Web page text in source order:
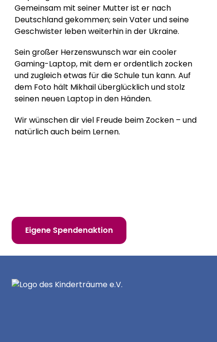
Gemeinsam mit seiner Mutter ist er nach
Deutschland gekommen; sein Vater und seine
Geschwister leben weiterhin in der Ukraine.
Sein großer Herzenswunsch war ein cooler
Gaming-Laptop, mit dem er ordentlich zocken
und zugleich etwas für die Schule tun kann. Auf
dem Foto hält Mikhail überglücklich und stolz
seinen neuen Laptop in den Händen.
Wir wünschen dir viel Freude beim Zocken – und
natürlich auch beim Lernen.
Eigene Spendenaktion